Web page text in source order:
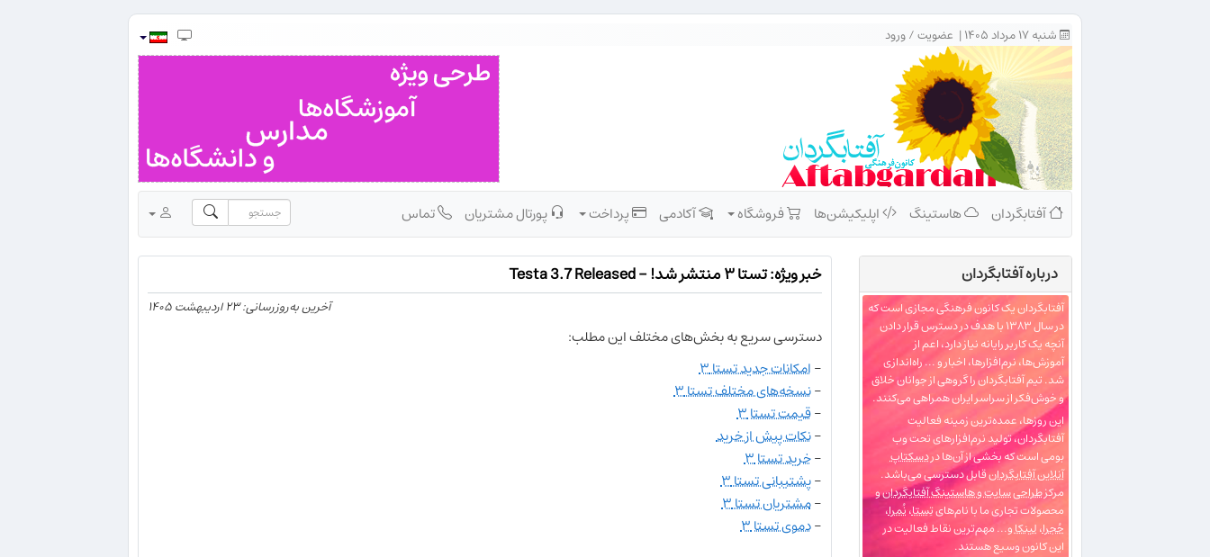
شنبه ۱۷ مرداد ۱۴۰۵ | عضویت/ورود
آفتابگردان هاستینگ اپلیکیشن‌ها فروشگاه آکادمی پرداخت پورتال مشتریان تماس
خبر ویژه: تستا ۳ منتشر شد! - Testa 3.7 Released
آخرین به‌روزرسانی: ۲۳ اردیبهشت ۱۴۰۵
دسترسی سریع به بخش‌های مختلف این مطلب:
-امکانات جدید تستا ۳
-نسخه‌های مختلف تستا ۳
-قیمت تستا ۳
-نکات پیش از خرید
-خرید تستا ۳
-پشتیبانی تستا ۳
-مشتریان تستا ۳
-دموی تستا ۳
درباره‌ آفتابگردان
آفتابگردان یک کانون فرهنگی مجازی است که
در سال ۱۳۸۳ با هدف در دسترس قرار دادن
آنچه یک کاربر رایانه نیاز دارد، اعم از
آموزش‌ها، نرم‌افزارها، اخبار و ... راه‌اندازی
شد. تیم آفتابگردان را گروهی از جوانان خلاق
و خوش‌فکر از سراسر ایران همراهی می‌کنند.
این روزها، عمده‌ترین زمینه فعالیت
آفتابگردان، تولید نرم‌افزارهای تحت وب
بومی است که بخشی از آن‌ها دردسکتاپ
آنلاین آفتابگردانقابل دسترسی می‌باشد.
مرکزطراحی سایت و هاستینگ آفتابگردانو
محصولات تجاری ما با نام‌هایتِستا،نُمرا،
حُجرا،لینکاو... مهم‌ترین نقاط فعالیت در
این کانون وسیع هستند.